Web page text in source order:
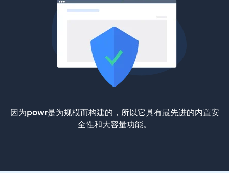
因为powr是为规模而构建的，所以它具有最先进的内置安
全性和大容量功能。